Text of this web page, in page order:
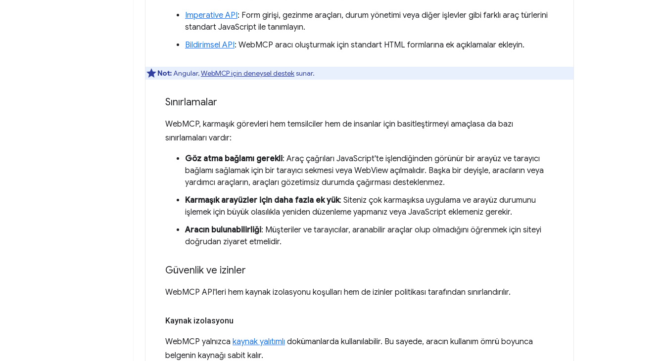
Imperative API: Form girişi, gezinme araçları, durum yönetimi veya diğer işlevler gibi farklı araç türlerini
standart JavaScript ile tanımlayın.
Bildirimsel API: WebMCP aracı oluşturmak için standart HTML formlarına ek açıklamalar ekleyin.
Not:Angular,WebMCP için deneysel desteksunar.
Sınırlamalar
WebMCP, karmaşık görevleri hem temsilciler hem de insanlar için basitleştirmeyi amaçlasa da bazı
sınırlamaları vardır:
Göz atma bağlamı gerekli: Araç çağrıları JavaScript'te işlendiğinden görünür bir arayüz ve tarayıcı
bağlamı sağlamak için bir tarayıcı sekmesi veya WebView açılmalıdır. Başka bir deyişle, aracıların veya
yardımcı araçların, araçları gözetimsiz durumda çağırması desteklenmez.
Karmaşık arayüzler için daha fazla ek yük: Siteniz çok karmaşıksa uygulama ve arayüz durumunu
işlemek için büyük olasılıkla yeniden düzenleme yapmanız veya JavaScript eklemeniz gerekir.
Aracın bulunabilirliği: Müşteriler ve tarayıcılar, aranabilir araçlar olup olmadığını öğrenmek için siteyi
doğrudan ziyaret etmelidir.
Güvenlik ve izinler
WebMCP API'leri hem kaynak izolasyonu koşulları hem de izinler politikası tarafından sınırlandırılır.
Kaynak izolasyonu
WebMCP yalnızca kaynak yalıtımlı dokümanlarda kullanılabilir. Bu sayede, aracın kullanım ömrü boyunca
belgenin kaynağı sabit kalır.